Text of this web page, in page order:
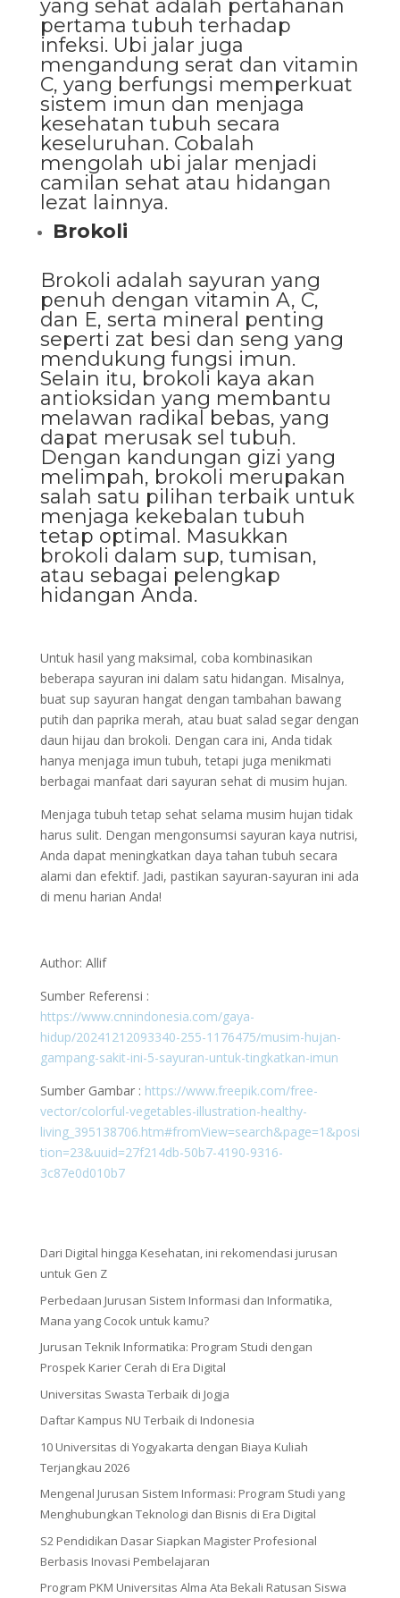
yang sehat adalah pertahanan
pertama tubuh terhadap
infeksi. Ubi jalar juga
mengandung serat dan vitamin
C, yang berfungsi memperkuat
sistem imun dan menjaga
kesehatan tubuh secara
keseluruhan. Cobalah
mengolah ubi jalar menjadi
camilan sehat atau hidangan
lezat lainnya.
Brokoli
Brokoli adalah sayuran yang
penuh dengan vitamin A, C,
dan E, serta mineral penting
seperti zat besi dan seng yang
mendukung fungsi imun.
Selain itu, brokoli kaya akan
antioksidan yang membantu
melawan radikal bebas, yang
dapat merusak sel tubuh.
Dengan kandungan gizi yang
melimpah, brokoli merupakan
salah satu pilihan terbaik untuk
menjaga kekebalan tubuh
tetap optimal. Masukkan
brokoli dalam sup, tumisan,
atau sebagai pelengkap
hidangan Anda.
Untuk hasil yang maksimal, coba kombinasikan
beberapa sayuran ini dalam satu hidangan. Misalnya,
buat sup sayuran hangat dengan tambahan bawang
putih dan paprika merah, atau buat salad segar dengan
daun hijau dan brokoli. Dengan cara ini, Anda tidak
hanya menjaga imun tubuh, tetapi juga menikmati
berbagai manfaat dari sayuran sehat di musim hujan.
Menjaga tubuh tetap sehat selama musim hujan tidak
harus sulit. Dengan mengonsumsi sayuran kaya nutrisi,
Anda dapat meningkatkan daya tahan tubuh secara
alami dan efektif. Jadi, pastikan sayuran-sayuran ini ada
di menu harian Anda!
Author: Allif
Sumber Referensi :
https://www.cnnindonesia.com/gaya-
hidup/20241212093340-255-1176475/musim-hujan-
gampang-sakit-ini-5-sayuran-untuk-tingkatkan-imun
Sumber Gambar : https://www.freepik.com/free-
vector/colorful-vegetables-illustration-healthy-
living_395138706.htm#fromView=search&page=1&posi
tion=23&uuid=27f214db-50b7-4190-9316-
3c87e0d010b7
Dari Digital hingga Kesehatan, ini rekomendasi jurusan
untuk Gen Z
Perbedaan Jurusan Sistem Informasi dan Informatika,
Mana yang Cocok untuk kamu?
Jurusan Teknik Informatika: Program Studi dengan
Prospek Karier Cerah di Era Digital
Universitas Swasta Terbaik di Jogja
Daftar Kampus NU Terbaik di Indonesia
10 Universitas di Yogyakarta dengan Biaya Kuliah
Terjangkau 2026
Mengenal Jurusan Sistem Informasi: Program Studi yang
Menghubungkan Teknologi dan Bisnis di Era Digital
S2 Pendidikan Dasar Siapkan Magister Profesional
Berbasis Inovasi Pembelajaran
Program PKM Universitas Alma Ata Bekali Ratusan Siswa